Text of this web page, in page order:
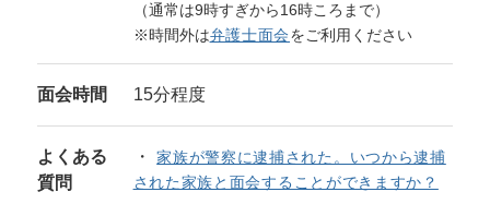
（通常は9時すぎから16時ころまで）
※時間外は弁護士面会をご利用ください
面会時間 15分程度
よくある
質問
家族が警察に逮捕された。いつから逮捕
された家族と面会することができますか？